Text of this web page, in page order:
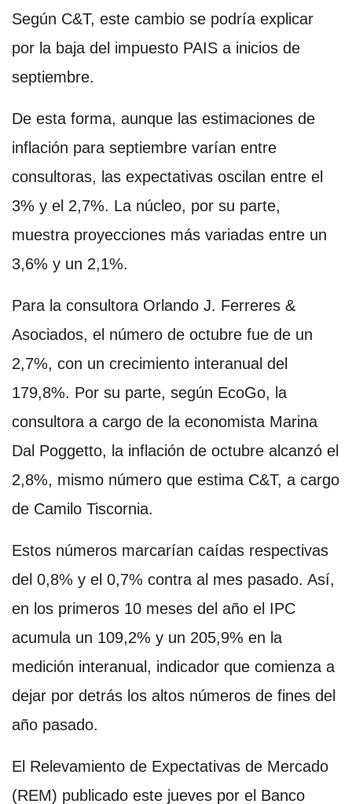
Según C&T, este cambio se podría explicar
por la baja del impuesto PAIS a inicios de
septiembre.
De esta forma, aunque las estimaciones de
inflación para septiembre varían entre
consultoras, las expectativas oscilan entre el
3% y el 2,7%. La núcleo, por su parte,
muestra proyecciones más variadas entre un
3,6% y un 2,1%.
Para la consultora Orlando J. Ferreres &
Asociados, el número de octubre fue de un
2,7%, con un crecimiento interanual del
179,8%. Por su parte, según EcoGo, la
consultora a cargo de la economista Marina
Dal Poggetto, la inflación de octubre alcanzó el
2,8%, mismo número que estima C&T, a cargo
de Camilo Tiscornia.
Estos números marcarían caídas respectivas
del 0,8% y el 0,7% contra al mes pasado. Así,
en los primeros 10 meses del año el IPC
acumula un 109,2% y un 205,9% en la
medición interanual, indicador que comienza a
dejar por detrás los altos números de fines del
año pasado.
El Relevamiento de Expectativas de Mercado
(REM) publicado este jueves por el Banco